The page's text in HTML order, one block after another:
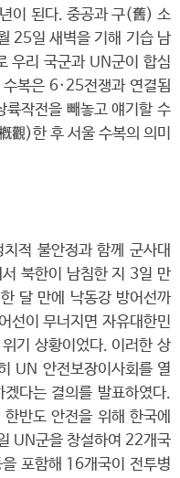
이 된다. 중공과 구(舊) 소
25일 새벽을 기해 기습 남
우리 국군과 UN군이 합심
복은 6·25전쟁과 연결됨
륙작전을 빼놓고 얘기할 수
觀)한 후 서울 수복의 의미
적 불안정과 함께 군사대
북한이 남침한 지 3일 만
달 만에 낙동강 방어선까
선이 무너지면 자유대한민
기 상황이었다. 이러한 상
UN 안전보장이사회를 열
다는 결의를 발표하였다.
반도 안전을 위해 한국에
UN군을 창설하여 22개국
포함해 16개국이 전투병